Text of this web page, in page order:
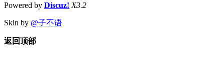
Powered by Discuz! X3.2
Skin by @子不语
返回顶部